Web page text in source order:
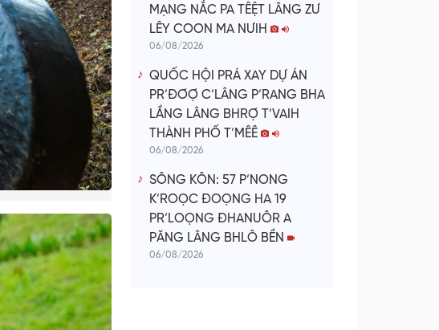
MẠNG NẮC PA TÊỆT LÂNG ZƯ
LÊY COON MA NƯIH
06/08/2026
QUỐC HỘI PRÁ XAY DỰ ÁN
PR’ĐƠỢ C’LÂNG P’RANG BHA
LẦNG LÂNG BHRỢ T’VAIH
THÀNH PHỐ T’MÊÊ
06/08/2026
SÔNG KÔN: 57 P’NONG
K’ROỌC ĐOỌNG HA 19
PR’LOỌNG ĐHANUÔR A
PĂNG LÂNG BHLÔ BỀN
06/08/2026